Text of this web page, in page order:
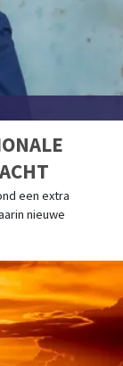
een extra
nieuwe